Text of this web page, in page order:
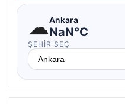
☁Ankara
NaN°C
ŞEHIR SEÇ